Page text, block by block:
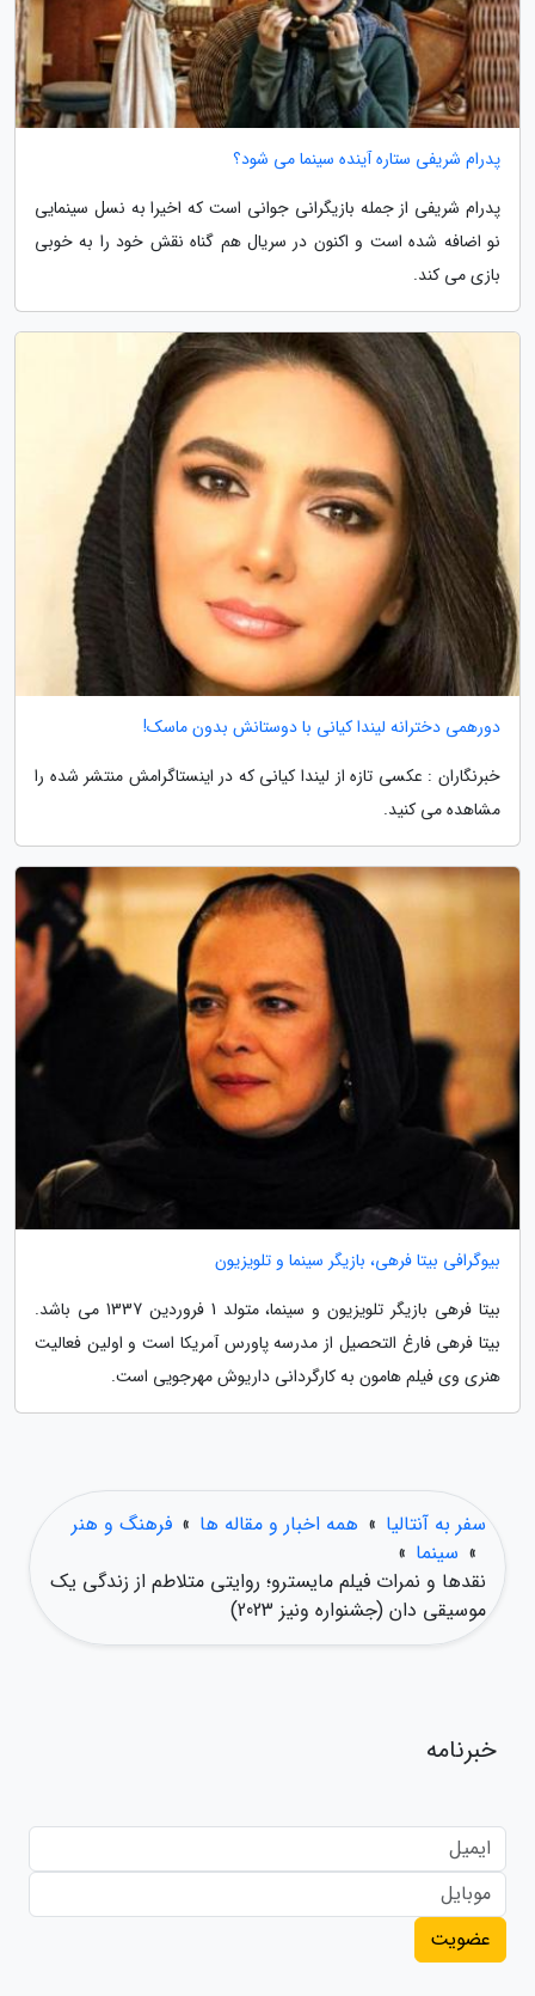
پدرام شریفی ستاره آینده سینما می شود؟
پدرام شریفی از جمله بازیگرانی جوانی است که اخیرا به نسل سینمایی
نو اضافه شده است و اکنون در سریال هم گناه نقش خود را به خوبی
بازی می کند.
دورهمی دخترانه لیندا کیانی با دوستانش بدون ماسک!
خبرنگاران : عکسی تازه از لیندا کیانی که در اینستاگرامش منتشر شده را
مشاهده می کنید.
بیوگرافی بیتا فرهی، بازیگر سینما و تلویزیون
بیتا فرهی بازیگر تلویزیون و سینما، متولد 1 فروردین 1337 می باشد.
بیتا فرهی فارغ التحصیل از مدرسه پاورس آمریکا است و اولین فعالیت
هنری وی فیلم هامون به کارگردانی داریوش مهرجویی است.
سفر به آنتالیا » همه اخبار و مقاله ها » فرهنگ و هنر
» سینما »
نقدها و نمرات فیلم مایسترو؛ روایتی متلاطم از زندگی یک
موسیقی دان (جشنواره ونیز 2023)
خبرنامه
عضویت